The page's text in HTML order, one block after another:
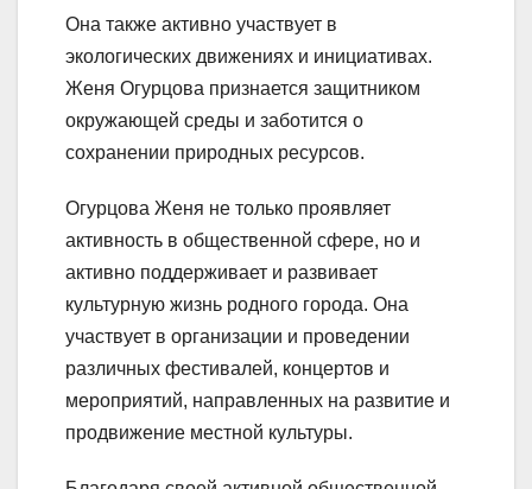
Она также активно участвует в
экологических движениях и инициативах.
Женя Огурцова признается защитником
окружающей среды и заботится о
сохранении природных ресурсов.
Огурцова Женя не только проявляет
активность в общественной сфере, но и
активно поддерживает и развивает
культурную жизнь родного города. Она
участвует в организации и проведении
различных фестивалей, концертов и
мероприятий, направленных на развитие и
продвижение местной культуры.